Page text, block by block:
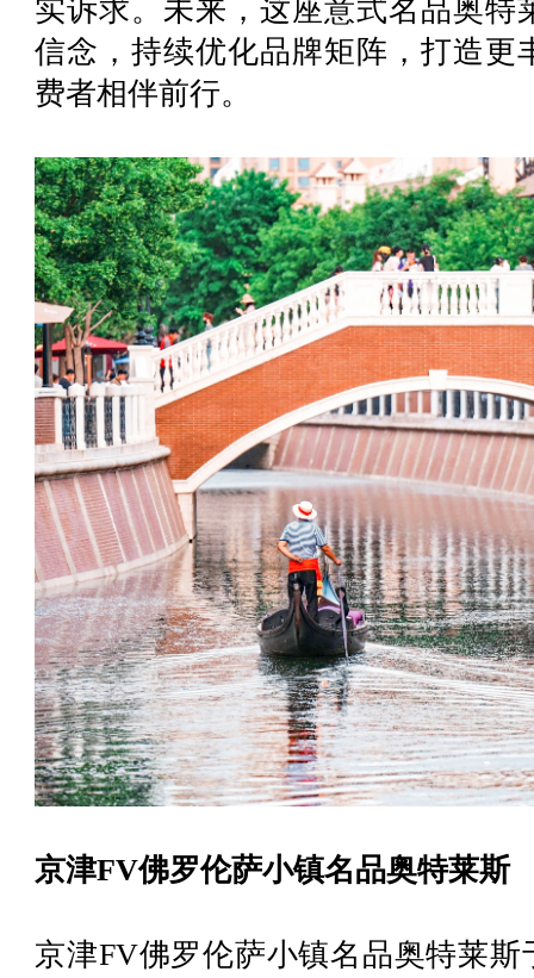
实诉求。未来，这座意式名品奥特
信念，持续优化品牌矩阵，打造更
费者相伴前行。
京津FV佛罗伦萨小镇名品奥特莱斯
京津FV佛罗伦萨小镇名品奥特莱斯